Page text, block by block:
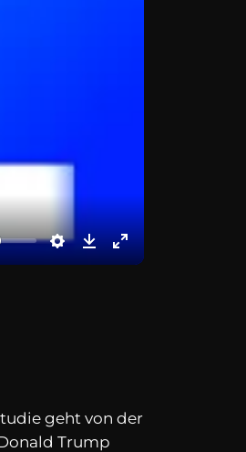
geht von der
Trump